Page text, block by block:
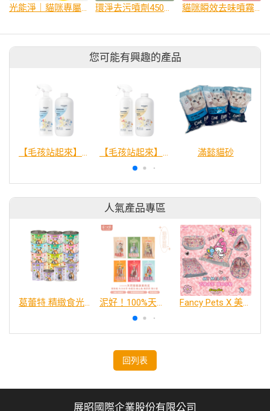
貓咪瞬效去味噴霧300ml+貓咪環淨去污噴劑450ml
您可能有興趣的產品
【毛孩站起來】狗狗瞬效除臭噴霧 【毛孩站起來】貓貓瞬效除臭噴霧 滿懿貓砂
人氣產品專區
葛蕾特 精緻食光 主食貓罐、貓餐包 泥好！100%天然營養蔬果肉泥 Fancy Pets X 美樂蒂 百變造型寵物睡床墊
回列表
展昭國際企業股份有限公司